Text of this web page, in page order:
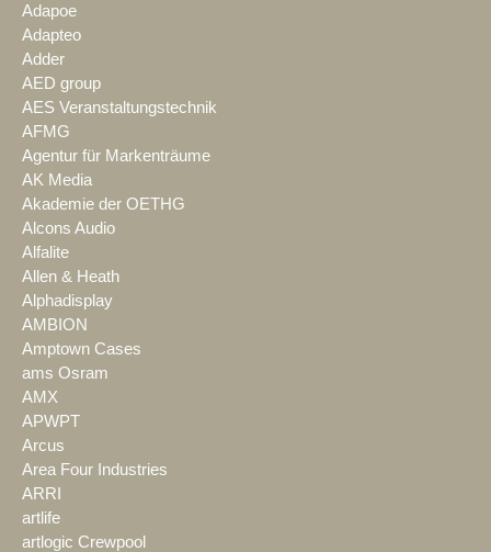
Adapoe
Adapteo
Adder
AED group
AES Veranstaltungstechnik
AFMG
Agentur für Markenträume
AK Media
Akademie der OETHG
Alcons Audio
Alfalite
Allen & Heath
Alphadisplay
AMBION
Amptown Cases
ams Osram
AMX
APWPT
Arcus
Area Four Industries
ARRI
artlife
artlogic Crewpool